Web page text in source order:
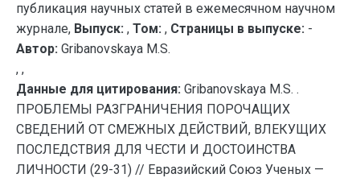
публикация научных статей в ежемесячном научном
журнале, Выпуск: , Том: , Страницы в выпуске: -
Автор: Gribanovskaya M.S.
, ,
Данные для цитирования: Gribanovskaya M.S. .
ПРОБЛЕМЫ РАЗГРАНИЧЕНИЯ ПОРОЧАЩИХ
СВЕДЕНИЙ ОТ СМЕЖНЫХ ДЕЙСТВИЙ, ВЛЕКУЩИХ
ПОСЛЕДСТВИЯ ДЛЯ ЧЕСТИ И ДОСТОИНСТВА
ЛИЧНОСТИ (29-31) // Евразийский Союз Ученых —